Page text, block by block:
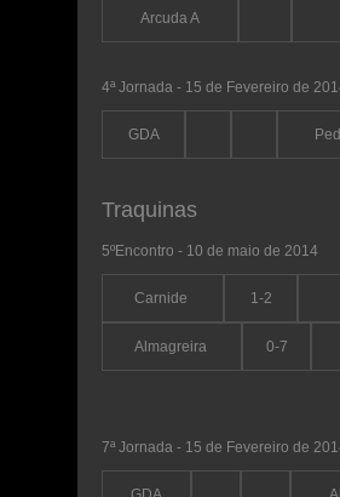
Arcuda A
4ª Jornada - 15 de Fevereiro de
GDA
Traquinas
5ºEncontro - 10 de maio de 2014
Carnide 1-2
Almagreira 0-7
7ª Jornada - 15 de Fevereiro de